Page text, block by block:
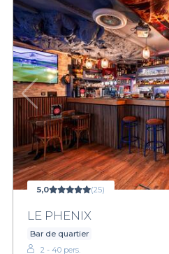
5,0 (25)
LE PHENIX
Bar de quartier
2 - 40 pers.